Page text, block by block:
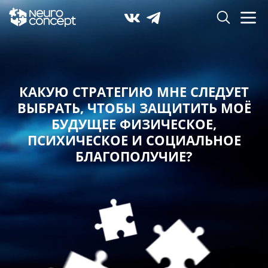
КАКУЮ СТРАТЕГИЮ МНЕ СЛЕДУЕТ
ВЫБРАТЬ,ЧТОБЫ ЗАЩИТИТЬ МОЁ
БУДУЩЕЕ ФИЗИЧЕСКОЕ,
ПСИХИЧЕСКОЕ И СОЦИАЛЬНОЕ
БЛАГОПОЛУЧИЕ?